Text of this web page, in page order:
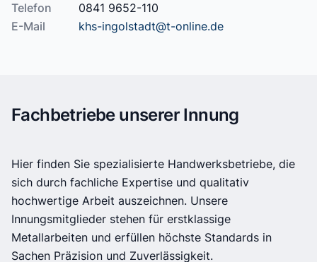
Telefon
0841 9652-110
E-Mail
khs-ingolstadt@t-online.de
Fachbetriebe unserer Innung
Hier finden Sie spezialisierte Handwerksbetriebe, die
sich durch fachliche Expertise und qualitativ
hochwertige Arbeit auszeichnen. Unsere
Innungsmitglieder stehen für erstklassige
Metallarbeiten und erfüllen höchste Standards in
Sachen Präzision und Zuverlässigkeit.